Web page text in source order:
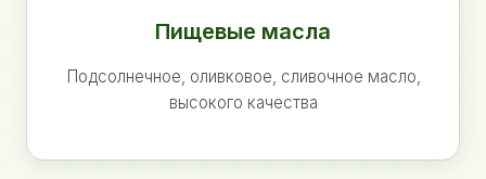
Пищевые масла
Подсолнечное, оливковое, сливочное масло,
высокого качества